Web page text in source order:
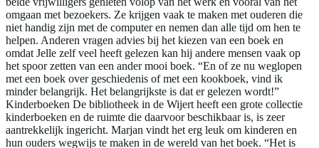
omgaan met bezoekers. Ze krijgen vaak te maken met ouderen die
niet handig zijn met de computer en nemen dan alle tijd om hen te
helpen. Anderen vragen advies bij het kiezen van een boek en
omdat Jelle zelf veel heeft gelezen kan hij andere mensen vaak op
het spoor zetten van een ander mooi boek. “En of ze nu weglopen
met een boek over geschiedenis of met een kookboek, vind ik
minder belangrijk. Het belangrijkste is dat er gelezen wordt!”
Kinderboeken De bibliotheek in de Wijert heeft een grote collectie
kinderboeken en de ruimte die daarvoor beschikbaar is, is zeer
aantrekkelijk ingericht. Marjan vindt het erg leuk om kinderen en
hun ouders wegwijs te maken in de wereld van het boek. “Het is